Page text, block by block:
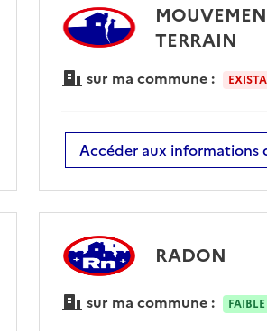
TERRAIN
sur ma commune :
Accéder aux informations
RADON
sur ma commune : FAIBLE